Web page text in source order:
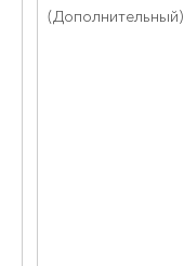
(Дополнительный)